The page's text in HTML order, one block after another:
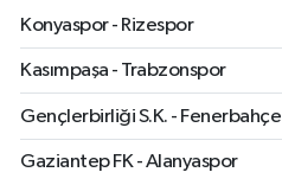
Konyaspor - Rizespor
Kasımpaşa - Trabzonspor
Gençlerbirliği S.K. - Fenerbahçe
Gaziantep FK - Alanyaspor